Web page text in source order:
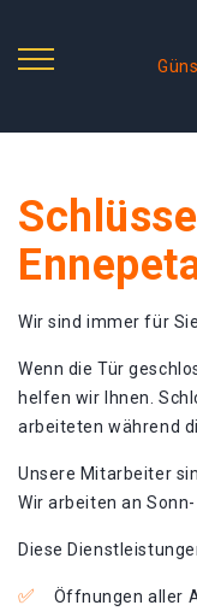
Wir sind immer für
Wenn die Tür
helfen wir Ihnen.
arbeiteten während
Unsere Mitarbeiter
Wir arbeiten an
Diese
Öffnungen aller